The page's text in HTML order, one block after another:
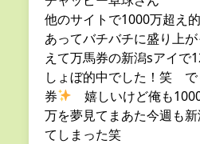
他のサイトで1000万超え
あってバチバチに盛り上
えて万馬券の新潟sアイで
しょぼ的中でした！笑
券
嬉しいけど俺も
万を夢見てまあた今週も
てしまった笑